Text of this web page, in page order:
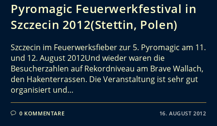
Pyromagic Feuerwerkfestival in
Szczecin 2012(Stettin, Polen)
Szczecin im Feuerwerksfieber zur 5. Pyromagic am 11.
und 12. August 2012Und wieder waren die
Besucherzahlen auf Rekordniveau am Brave Wallach,
den Hakenterrassen. Die Veranstaltung ist sehr gut
organisiert und…
0 KOMMENTARE 16. AUGUST 2012